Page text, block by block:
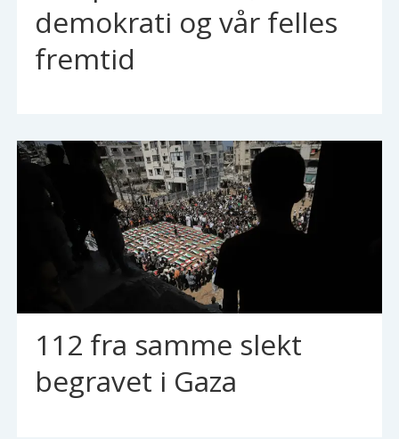
demokrati og vår felles
fremtid
112 fra samme slekt
begravet i Gaza